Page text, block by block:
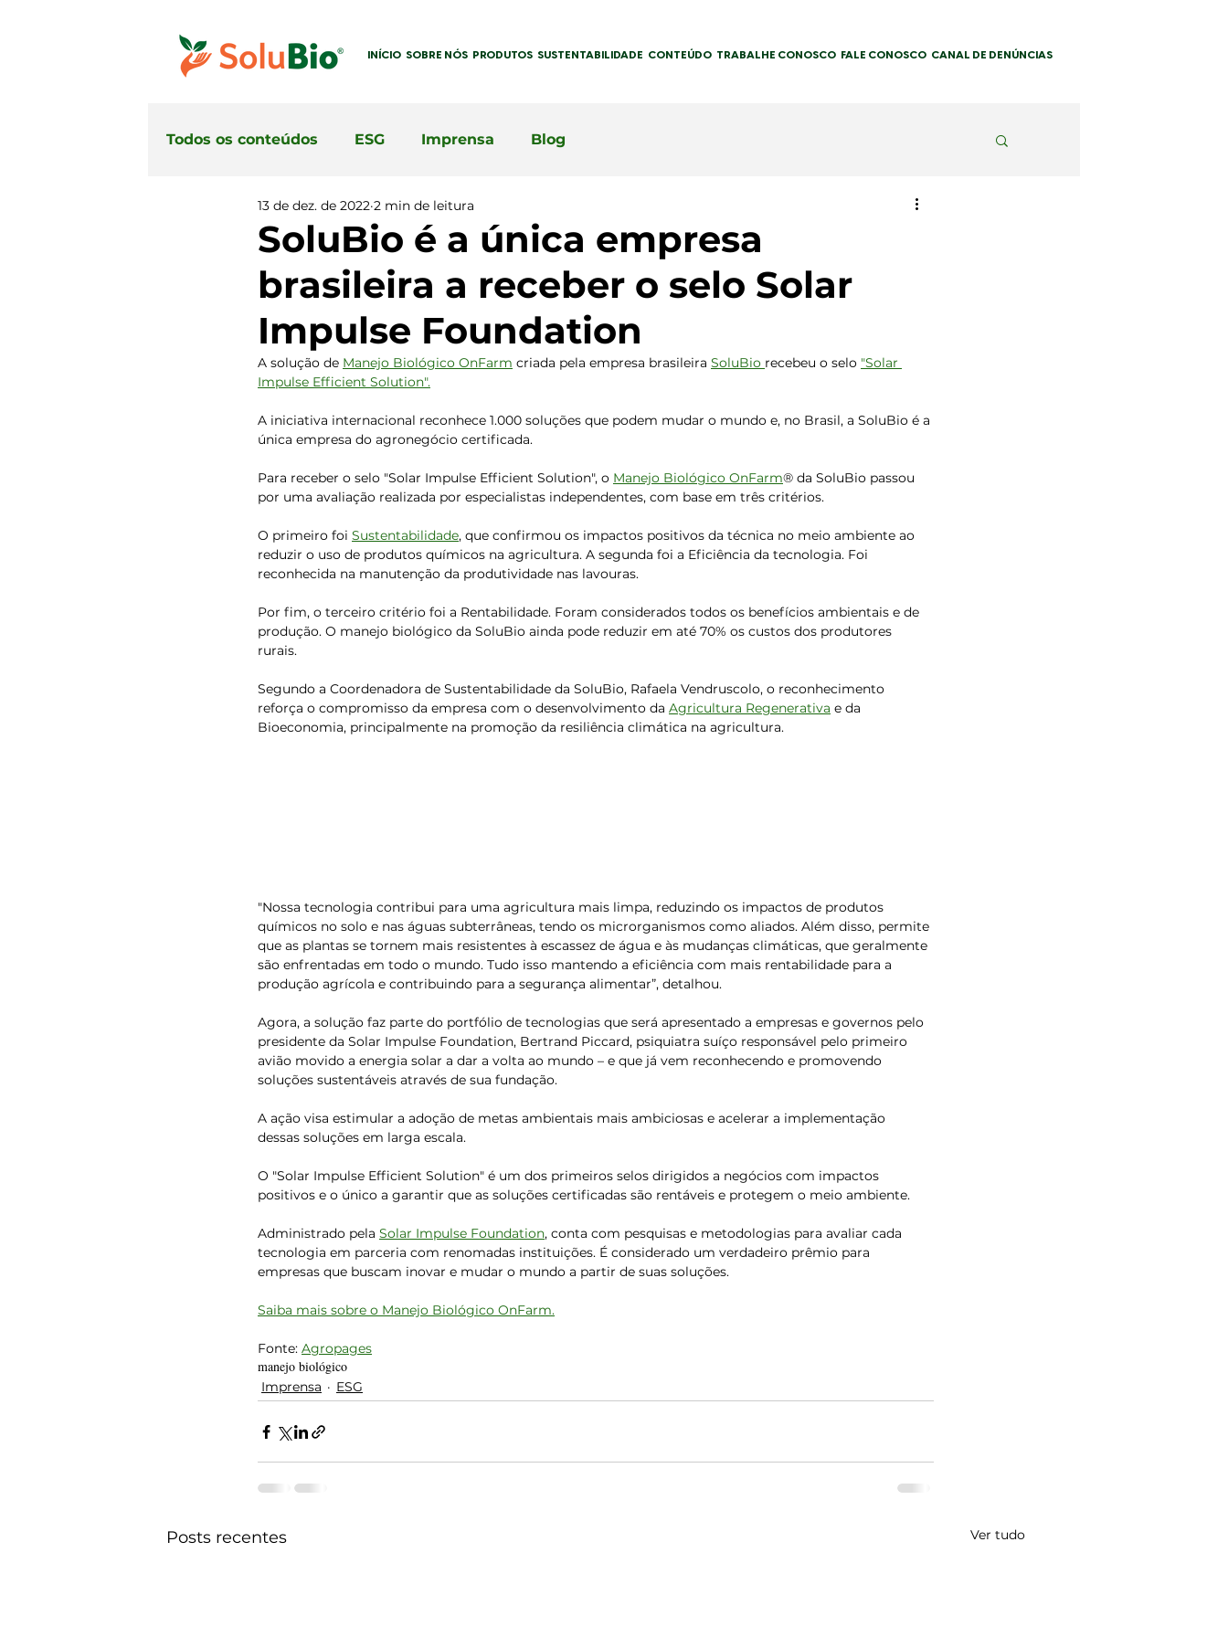
INÍCIO SOBRE NÓS PRODUTOS SUSTENTABILIDADE CONTEÚDO TRABALHE CONOSCO FALE CONOSCO CANAL DE DENÚNCIAS
Todos os conteúdos ESG Imprensa Blog
SoluBio é a única empresa
brasileira a receber o selo Solar
Impulse Foundation
13 de dez. de 2022 2 min de leitura
A solução de Manejo Biológico OnFarm criada pela empresa brasileira SoluBio recebeu o selo "Solar
Impulse Efficient Solution".
A iniciativa internacional reconhece 1.000 soluções que podem mudar o mundo e, no Brasil, a SoluBio é a
única empresa do agronegócio certificada.
Para receber o selo ″Solar Impulse Efficient Solution″, o Manejo Biológico OnFarm® da SoluBio passou
por uma avaliação realizada por especialistas independentes, com base em três critérios.
O primeiro foi Sustentabilidade, que confirmou os impactos positivos da técnica no meio ambiente ao
reduzir o uso de produtos químicos na agricultura. A segunda foi a Eficiência da tecnologia. Foi
reconhecida na manutenção da produtividade nas lavouras.
Por fim, o terceiro critério foi a Rentabilidade. Foram considerados todos os benefícios ambientais e de
produção. O manejo biológico da SoluBio ainda pode reduzir em até 70% os custos dos produtores
rurais.
Segundo a Coordenadora de Sustentabilidade da SoluBio, Rafaela Vendruscolo, o reconhecimento
reforça o compromisso da empresa com o desenvolvimento da Agricultura Regenerativa e da
Bioeconomia, principalmente na promoção da resiliência climática na agricultura.
″Nossa tecnologia contribui para uma agricultura mais limpa, reduzindo os impactos de produtos
químicos no solo e nas águas subterrâneas, tendo os microrganismos como aliados. Além disso, permite
que as plantas se tornem mais resistentes à escassez de água e às mudanças climáticas, que geralmente
são enfrentadas em todo o mundo. Tudo isso mantendo a eficiência com mais rentabilidade para a
produção agrícola e contribuindo para a segurança alimentar”, detalhou.
Agora, a solução faz parte do portfólio de tecnologias que será apresentado a empresas e governos pelo
presidente da Solar Impulse Foundation, Bertrand Piccard, psiquiatra suíço responsável pelo primeiro
avião movido a energia solar a dar a volta ao mundo – e que já vem reconhecendo e promovendo
soluções sustentáveis através de sua fundação.
A ação visa estimular a adoção de metas ambientais mais ambiciosas e acelerar a implementação
dessas soluções em larga escala.
O ″Solar Impulse Efficient Solution″ é um dos primeiros selos dirigidos a negócios com impactos
positivos e o único a garantir que as soluções certificadas são rentáveis e protegem o meio ambiente.
Administrado pela Solar Impulse Foundation, conta com pesquisas e metodologias para avaliar cada
tecnologia em parceria com renomadas instituições. É considerado um verdadeiro prêmio para
empresas que buscam inovar e mudar o mundo a partir de suas soluções.
Saiba mais sobre o Manejo Biológico OnFarm.
Fonte: Agropages
manejo biológico
Imprensa ESG
Posts recentes Ver tudo